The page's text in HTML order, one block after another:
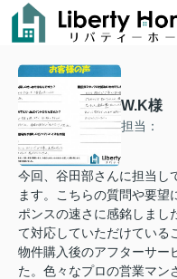
W.K様
担当：
今回、谷田部さんに担当し
ます。こちらの質問や要望
ポンスの速さに感銘しまし
て対応していただけている
物件購入後のアフターサー
た。色々なプロの営業マン